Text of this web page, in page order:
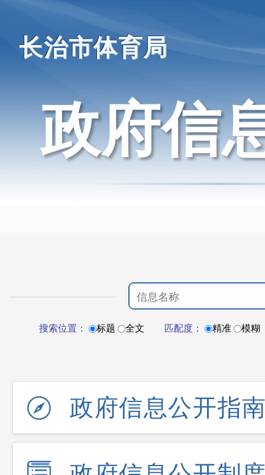
长治市体育局
政府信
搜索位置： 标题 全文 匹配度： 精准 模糊
政府信息公开指